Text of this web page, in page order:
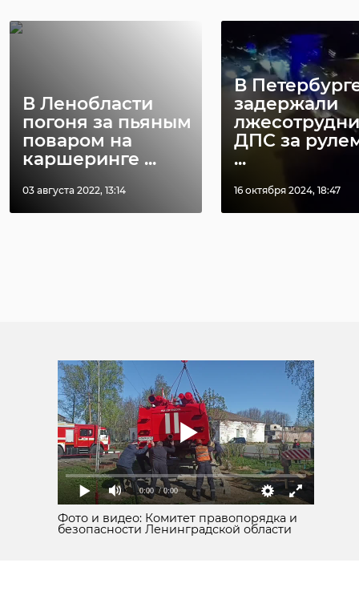
В Ленобласти
погоня за пьяным
поваром на
каршеринге ...
03 августа 2022, 13:14
В
задержали
ДПС за
...
16 октября 2024, 18:47
0:00 / 0:00
Фото и видео: Комитет правопорядка и
безопасности Ленинградской области